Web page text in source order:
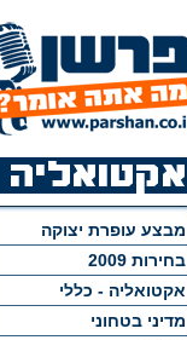
מבצע עופרת יצוקה
בחירות 2009
אקטואליה - כללי
מדיני בטחוני